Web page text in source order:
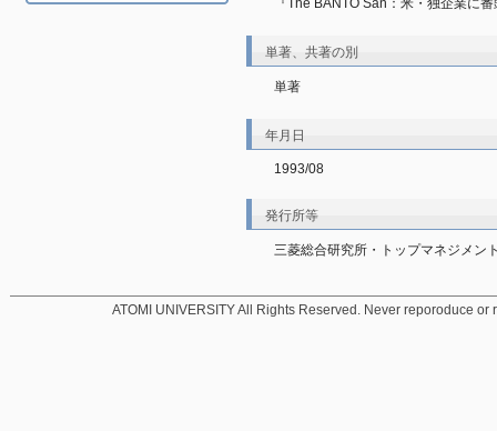
『The BANTO San：米・独企業に
単著、共著の別
単著
年月日
1993/08
発行所等
三菱総合研究所・トップマネジメン